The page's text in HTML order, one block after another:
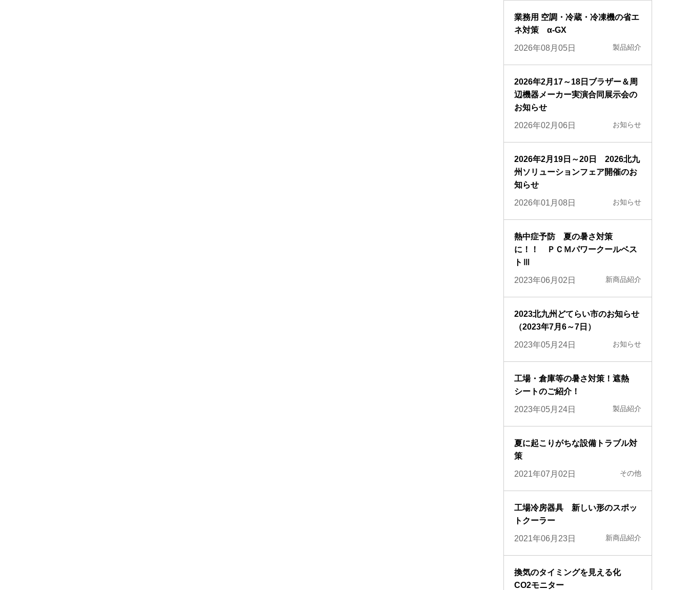
業務用 空調・冷蔵・冷凍機の省エ
ネ対策 α-GX
2026年08月05日 製品紹介
2026年2月17～18日ブラザー＆周
辺機器メーカー実演合同展示会の
お知らせ
2026年02月06日 お知らせ
2026年2月19日～20日 2026北九
州ソリューションフェア開催のお
知らせ
2026年01月08日 お知らせ
熱中症予防 夏の暑さ対策
に！！ ＰＣＭパワークールベス
トⅢ
2023年06月02日 新商品紹介
2023北九州どてらい市のお知らせ
（2023年7月6～7日）
2023年05月24日 お知らせ
工場・倉庫等の暑さ対策！遮熱
シートのご紹介！
2023年05月24日 製品紹介
夏に起こりがちな設備トラブル対
策
2021年07月02日 その他
工場冷房器具 新しい形のスポッ
トクーラー
2021年06月23日 新商品紹介
換気のタイミングを見える化
CO2モニター